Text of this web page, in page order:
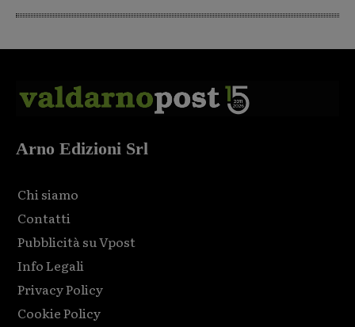
Arno Edizioni Srl
Chi siamo
Contatti
Pubblicità su Vpost
Info Legali
Privacy Policy
Cookie Policy